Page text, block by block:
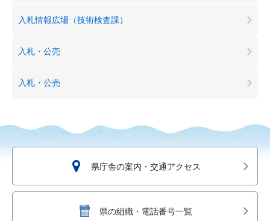
入札情報広場（技術検査課）
入札・公売
入札・公売
県庁舎の案内・交通アクセス
県の組織・電話番号一覧